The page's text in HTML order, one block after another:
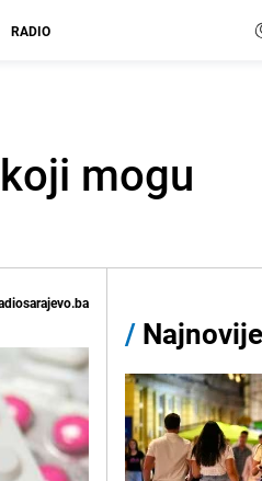
RADIO
mogu
/ Najnovije